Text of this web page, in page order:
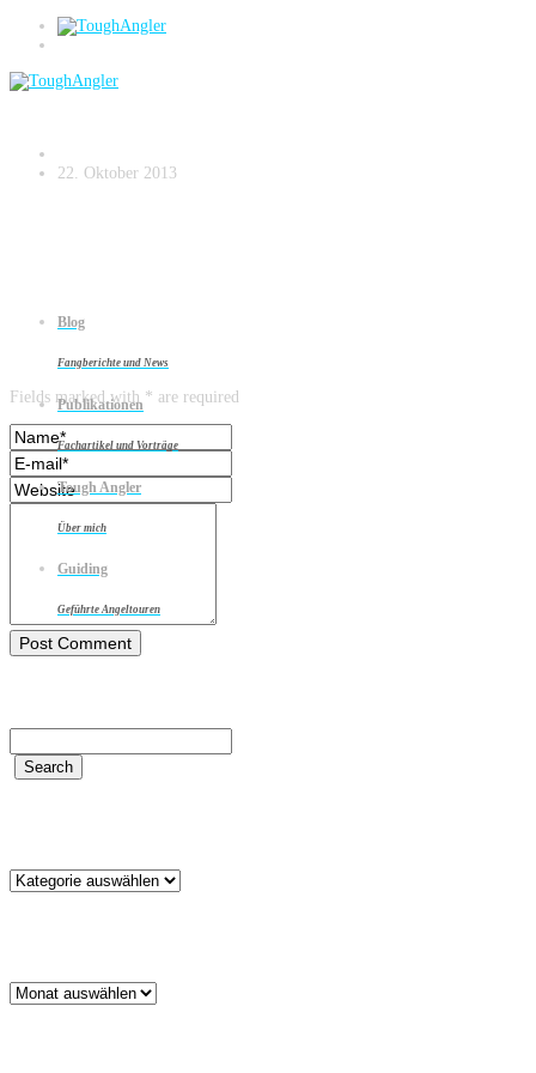
Blog
Fangberichte und News
Publikationen
Fachartikel und Vorträge
Tough Angler
Über mich
Guiding
Geführte Angeltouren
Ingmarsö 2009
22. Oktober 2013
Leave a reply
Fields marked with * are required
Kategorien
Archiv